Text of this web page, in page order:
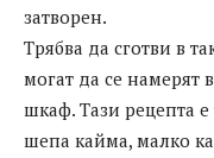
затворен.
Трябва да сготви в
могат да се намерят
шкаф. Тази рецепта
шепа кайма, малко